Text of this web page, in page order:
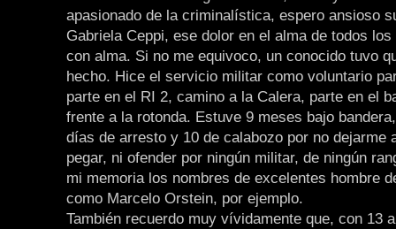
apasionado de la criminalística, espero ansioso
Gabriela Ceppi, ese dolor en el alma de todos
con alma. Si no me equivoco, un conocido tuvo
hecho. Hice el servicio militar como voluntario
parte en el RI 2, camino a la Calera, parte en el
frente a la rotonda. Estuve 9 meses bajo
días de arresto y 10 de calabozo por no dejarme
pegar, ni ofender por ningún militar, de ningún
mi memoria los nombres de excelentes hombre
como Marcelo Orstein, por ejemplo.
También recuerdo muy vívidamente que, con 13